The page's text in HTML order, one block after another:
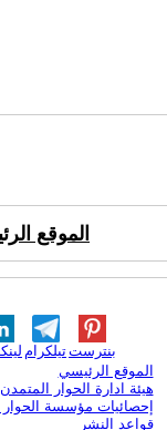
الموقع
تيلكرامبنترست
الموقع الرئيسي
هيئة ادارة الحوار
إحصائيات مؤسسة الحوار
قواعد النشر